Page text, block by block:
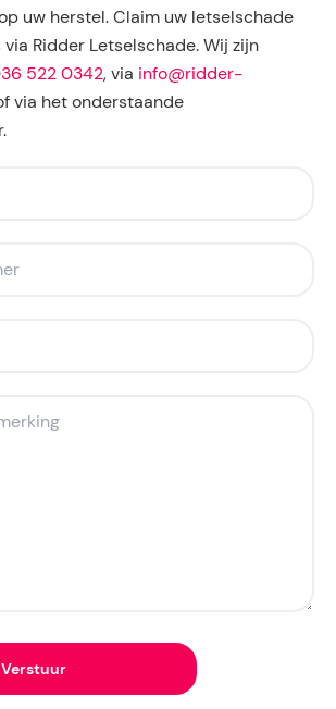
uw herstel. Claim uw letselschade
Ridder Letselschade. Wij zijn
522 0342, via info@ridder-
via het onderstaande